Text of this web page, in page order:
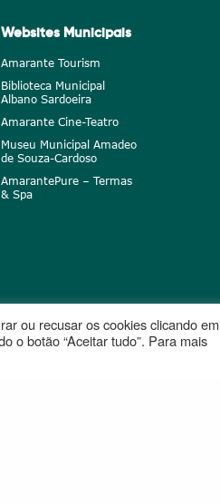
Websites Municipais
Amarante Tourism
Biblioteca Municipal
Albano Sardoeira
Amarante Cine-Teatro
Museu Municipal Amadeo
de Souza-Cardoso
AmarantePure – Termas
& Spa
ou recusar os cookies clicando em
o botão “Aceitar tudo”. Para mais